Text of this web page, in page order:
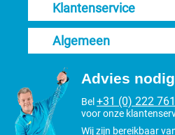
Klantenservice
Algemeen
Advies
Bel +31 (0) 222
voor onze
Wij zijn bereikbaar